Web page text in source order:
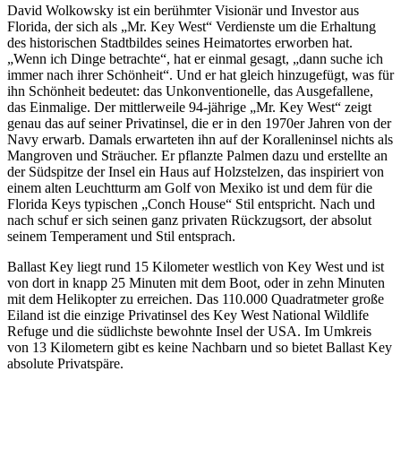
David Wolkowsky ist ein berühmter Visionär und Investor aus
Florida, der sich als „Mr. Key West“ Verdienste um die Erhaltung
des historischen Stadtbildes seines Heimatortes erworben hat.
„Wenn ich Dinge betrachte“, hat er einmal gesagt, „dann suche ich
immer nach ihrer Schönheit“. Und er hat gleich hinzugefügt, was für
ihn Schönheit bedeutet: das Unkonventionelle, das Ausgefallene,
das Einmalige. Der mittlerweile 94-jährige „Mr. Key West“ zeigt
genau das auf seiner Privatinsel, die er in den 1970er Jahren von der
Navy erwarb. Damals erwarteten ihn auf der Koralleninsel nichts als
Mangroven und Sträucher. Er pflanzte Palmen dazu und erstellte an
der Südspitze der Insel ein Haus auf Holzstelzen, das inspiriert von
einem alten Leuchtturm am Golf von Mexiko ist und dem für die
Florida Keys typischen „Conch House“ Stil entspricht. Nach und
nach schuf er sich seinen ganz privaten Rückzugsort, der absolut
seinem Temperament und Stil entsprach.
Ballast Key liegt rund 15 Kilometer westlich von Key West und ist
von dort in knapp 25 Minuten mit dem Boot, oder in zehn Minuten
mit dem Helikopter zu erreichen. Das 110.000 Quadratmeter große
Eiland ist die einzige Privatinsel des Key West National Wildlife
Refuge und die südlichste bewohnte Insel der USA. Im Umkreis
von 13 Kilometern gibt es keine Nachbarn und so bietet Ballast Key
absolute Privatspäre.